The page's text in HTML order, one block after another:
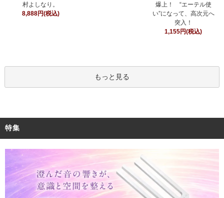
村よしなり。
8,888円(税込)
爆上！ “エーテル使
い”になって、高次元へ
突入！
1,155円(税込)
もっと見る
特集